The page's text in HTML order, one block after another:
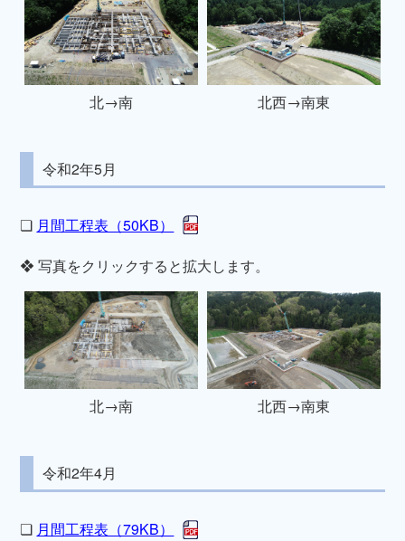
北→南 北西→南東
令和2年5月
❏ 月間工程表（50KB）
❖ 写真をクリックすると拡大します。
北→南 北西→南東
令和2年4月
❏ 月間工程表（79KB）